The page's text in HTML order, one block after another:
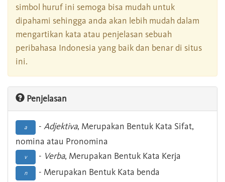
simbol huruf ini semoga bisa mudah untuk
dipahami sehingga anda akan lebih mudah dalam
mengartikan kata atau penjelasan sebuah
peribahasa Indonesia yang baik dan benar di situs
ini.
Penjelasan
a - Adjektiva, Merupakan Bentuk Kata Sifat,
nomina atau Pronomina
v - Verba, Merupakan Bentuk Kata Kerja
n - Merupakan Bentuk Kata benda